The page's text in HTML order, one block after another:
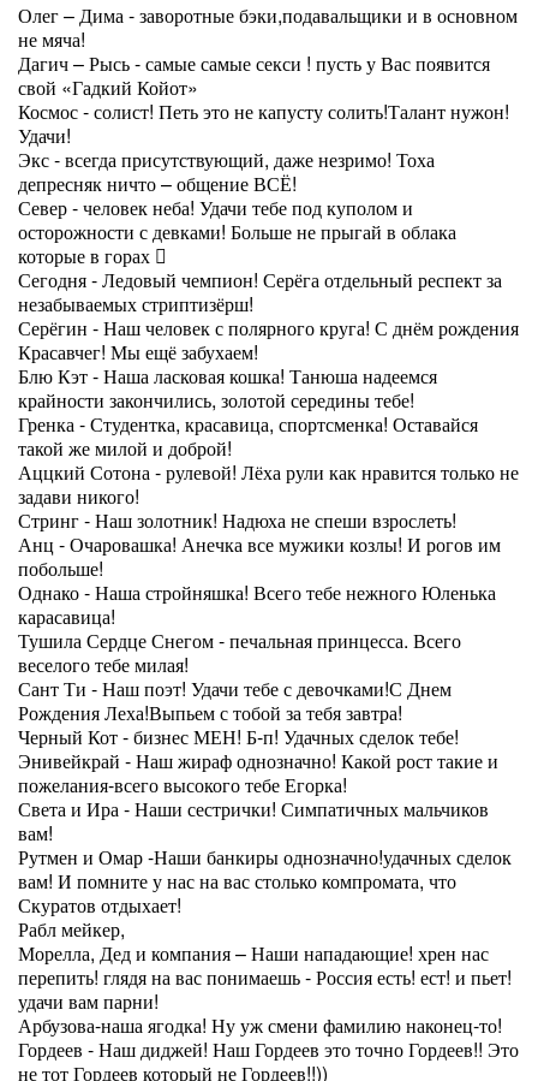
Олег – Дима - заворотные бэки,подавальщики и в основном
не мяча!
Дагич – Рысь - самые самые секси ! пусть у Вас появится
свой «Гадкий Койот»
Космос - солист! Петь это не капусту солить!Талант нужон!
Удачи!
Экс - всегда присутствующий, даже незримо! Тоха
депресняк ничто – общение ВСЁ!
Север - человек неба! Удачи тебе под куполом и
осторожности с девками! Больше не прыгай в облака
которые в горах 
Сегодня - Ледовый чемпион! Серёга отдельный респект за
незабываемых стриптизёрш!
Серёгин - Наш человек с полярного круга! С днём рождения
Красавчег! Мы ещё забухаем!
Блю Кэт - Наша ласковая кошка! Танюша надеемся
крайности закончились, золотой середины тебе!
Гренка - Студентка, красавица, спортсменка! Оставайся
такой же милой и доброй!
Аццкий Сотона - рулевой! Лёха рули как нравится только не
задави никого!
Стринг - Наш золотник! Надюха не спеши взрослеть!
Анц - Очаровашка! Анечка все мужики козлы! И рогов им
побольше!
Однако - Наша стройняшка! Всего тебе нежного Юленька
карасавица!
Тушила Сердце Снегом - печальная принцесса. Всего
веселого тебе милая!
Сант Ти - Наш поэт! Удачи тебе с девочками!С Днем
Рождения Леха!Выпьем с тобой за тебя завтра!
Черный Кот - бизнес МЕН! Б-п! Удачных сделок тебе!
Энивейкрай - Наш жираф однозначно! Какой рост такие и
пожелания-всего высокого тебе Егорка!
Света и Ира - Наши сестрички! Симпатичных мальчиков
вам!
Рутмен и Омар -Наши банкиры однозначно!удачных сделок
вам! И помните у нас на вас столько компромата, что
Скуратов отдыхает!
Рабл мейкер,
Морелла, Дед и компания – Наши нападающие! хрен нас
перепить! глядя на вас понимаешь - Россия есть! ест! и пьет!
удачи вам парни!
Арбузова-наша ягодка! Ну уж смени фамилию наконец-то!
Гордеев - Наш диджей! Наш Гордеев это точно Гордеев!! Это
не тот Гордеев который не Гордеев!!))